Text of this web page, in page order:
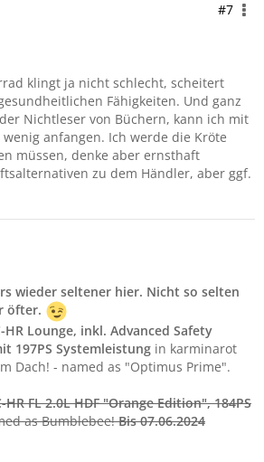
#7
klingt ja nicht schlecht, scheitert
Fähigkeiten. Und ganz
Nichtleser von Büchern, kann ich mit
anfangen. Ich werde die Kröte
müssen, denke aber ernsthaft
zu dem Händler, aber ggf.
wieder seltener hier. Nicht so selten
öfter.
HR Lounge, inkl. Advanced Safety
197PS Systemleistung in karminarot
Dach! - named as "Optimus Prime".
HR FL 2.0L HDF "Orange Edition", 184PS
as Bumblebee!Bis 07.06.2024